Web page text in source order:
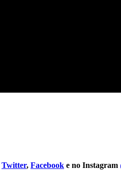
Twitter, Facebook e no Instagram